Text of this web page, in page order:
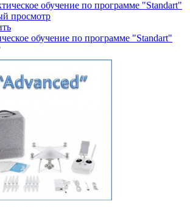
просмотр
обучение по программе "Standart"